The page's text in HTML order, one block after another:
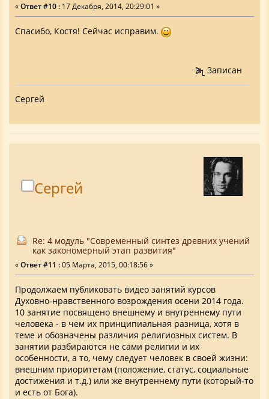
«Ответ #10 : 17 Декабря, 2014, 20:29:01 »
Спасибо, Костя! Сейчас исправим.
Записан
Сергей
Сергей
Re: 4 модуль "Современный синтез древних учений
как закономерный этап развития"
«Ответ #11 :05 Марта, 2015, 00:18:56 »
Продолжаем публиковать видео занятий курсов
Духовно-нравственного возрождения осени 2014 года.
10 занятие посвящено внешнему и внутреннему пути
человека - в чем их принципиальная разница, хотя в
теме и обозначены различия религиозных систем. В
занятии разбираются не сами религии и их
особенности, а то, чему следует человек в своей жизни:
внешним приоритетам (положение, статус, социальные
достижения и т.д.) или же внутреннему пути (который-то
и есть от Бога).